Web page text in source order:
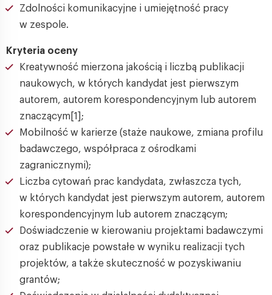
Zdolności komunikacyjne i umiejętność pracy
w zespole.
Kryteria oceny
Kreatywność mierzona jakością i liczbą publikacji
naukowych, w których kandydat jest pierwszym
autorem, autorem korespondencyjnym lub autorem
znaczącym[1];
Mobilność w karierze (staże naukowe, zmiana profilu
badawczego, współpraca z ośrodkami
zagranicznymi);
Liczba cytowań prac kandydata, zwłaszcza tych,
w których kandydat jest pierwszym autorem, autorem
korespondencyjnym lub autorem znaczącym;
Doświadczenie w kierowaniu projektami badawczymi
oraz publikacje powstałe w wyniku realizacji tych
projektów, a także skuteczność w pozyskiwaniu
grantów;